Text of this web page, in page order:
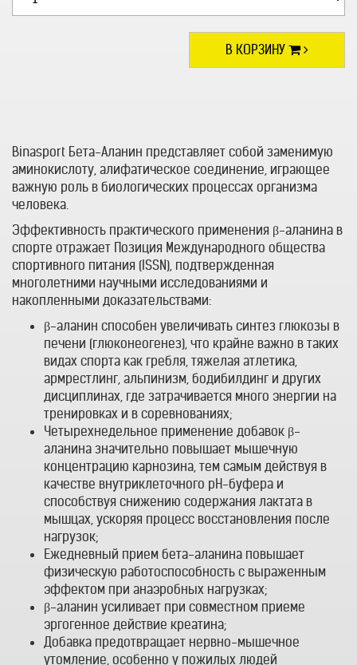
В КОРЗИНУ
Binasport Бета-Аланин представляет собой заменимую
аминокислоту, алифатическое соединение, играющее
важную роль в биологических процессах организма
человека.
Эффективность практического применения β-аланина в
спорте отражает Позиция Международного общества
спортивного питания (ISSN), подтвержденная
многолетними научными исследованиями и
накопленными доказательствами:
β-аланин способен увеличивать синтез глюкозы в
печени (глюконеогенез), что крайне важно в таких
видах спорта как гребля, тяжелая атлетика,
армрестлинг, альпинизм, бодибилдинг и других
дисциплинах, где затрачивается много энергии на
тренировках и в соревнованиях;
Четырехнедельное применение добавок β-
аланина значительно повышает мышечную
концентрацию карнозина, тем самым действуя в
качестве внутриклеточного pH-буфера и
способствуя снижению содержания лактата в
мышцах, ускоряя процесс восстановления после
нагрузок;
Ежедневный прием бета-аланина повышает
физическую работоспособность с выраженным
эффектом при анаэробных нагрузках;
β-аланин усиливает при совместном приеме
эргогенное действие креатина;
Добавка предотвращает нервно-мышечное
утомление, особенно у пожилых людей